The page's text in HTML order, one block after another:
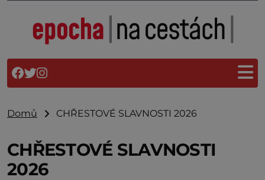
Domů CHŘESTOVÉ SLAVNOSTI 2026
CHŘESTOVÉ SLAVNOSTI
2026